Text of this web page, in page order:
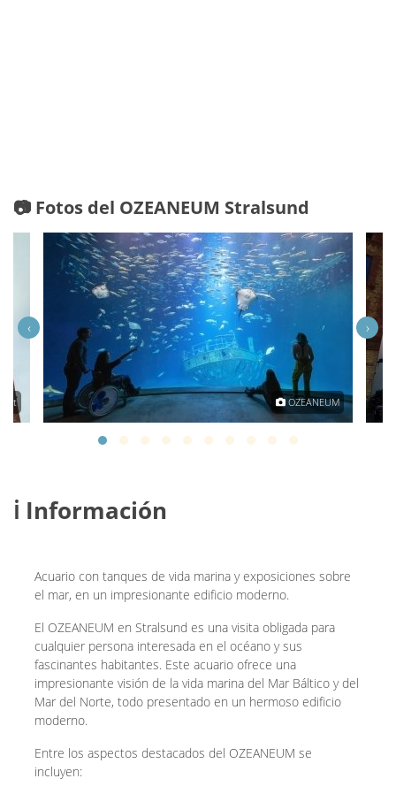
📷 Fotos del OZEANEUM Stralsund
OZEANEUM
‹ ›
ℹ️ Información
Acuario con tanques de vida marina y exposiciones sobre
el mar, en un impresionante edificio moderno.
El OZEANEUM en Stralsund es una visita obligada para
cualquier persona interesada en el océano y sus
fascinantes habitantes. Este acuario ofrece una
impresionante visión de la vida marina del Mar Báltico y del
Mar del Norte, todo presentado en un hermoso edificio
moderno.
Entre los aspectos destacados del OZEANEUM se
incluyen: